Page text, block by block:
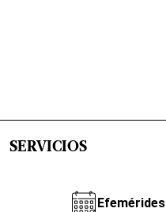
SERVICIOS
Efemérides